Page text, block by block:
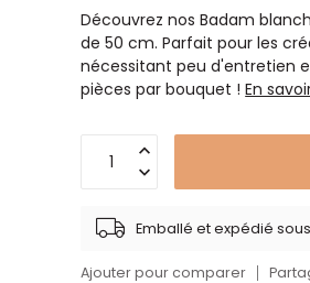
Découvrez nos Badam
de 50 cm. Parfait pour les
nécessitant peu d'entretien
pièces par bouquet !En
Emballé et expédié
Ajouter pour comparer